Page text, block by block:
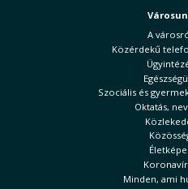
A
Közérdekű
Szociális és
Oktatás,
Minden, ami